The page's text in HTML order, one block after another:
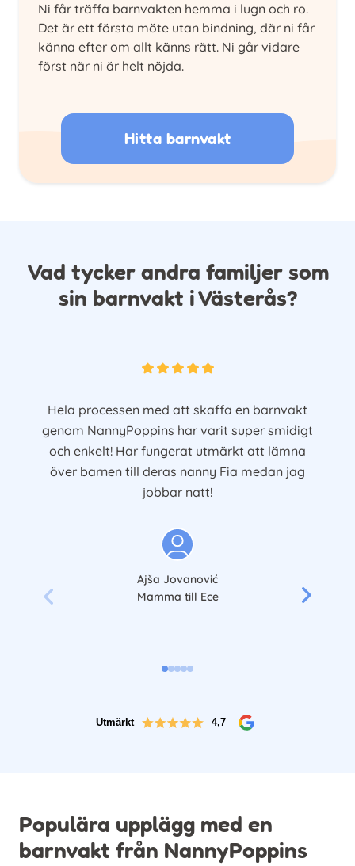
Ni får träffa barnvakten hemma i lugn och ro.
Det är ett första möte utan bindning, där ni får
känna efter om allt känns rätt. Ni går vidare
först när ni är helt nöjda.
Hitta barnvakt
Vad tycker andra familjer som
sin barnvakt i Västerås?
Hela processen med att skaffa en barnvakt
genom NannyPoppins har varit super smidigt
och enkelt! Har fungerat utmärkt att lämna
över barnen till deras nanny Fia medan jag
jobbar natt!
Ajša Jovanović
Mamma till Ece
Utmärkt 4,7
Populära upplägg med en
barnvakt från NannyPoppins